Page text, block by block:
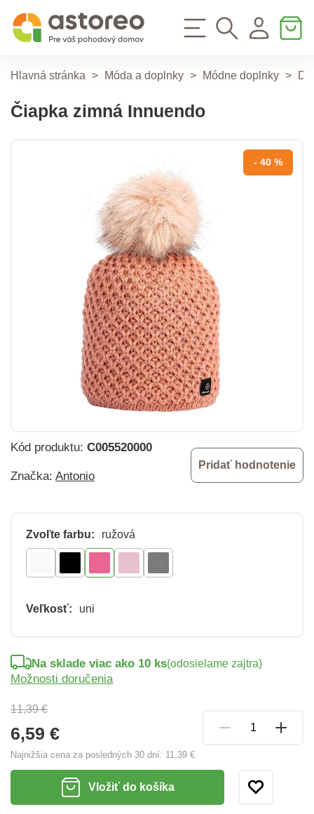
Hlavná stránka > Móda a doplnky > Módne doplnky >
Čiapka zimná Innuendo
- 40 %
Kód produktu: C005520000
Značka: Antonio
Pridať hodnotenie
Zvoľte farbu: ružová
Veľkosť: uni
11,39 €
6,59 €
Najnižšia cena za posledných 30 dní: 11,39 €
Na sklade viac ako 10 ks(odosielame zajtra)
Možnosti doručenia
Vložiť do košíka